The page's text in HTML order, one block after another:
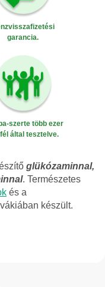
garancia.
szerte több ezer
által tesztelve.
glükózaminnal,
. Természetes
és a
készült.